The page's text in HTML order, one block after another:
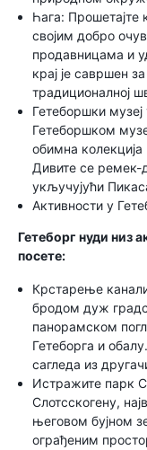
Һага: Прошетајте
својим добро
продавницама и
крај је савршен
традиционалној
Гетеборшки
Гетеборшком
обимна
Дивите се
укључујући
Активности у
Гетеборг нуди низ
посете:
Крстарење
бродом дуж
панорамском
Гетеборга и
сагледа из
Истражите парк
Слотсскогену,
његовом бујном
ограђеним